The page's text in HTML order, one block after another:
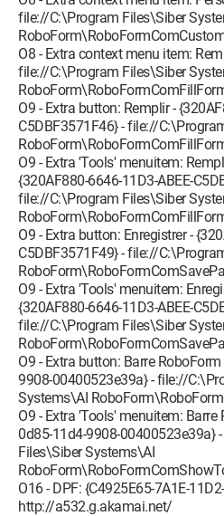
file://C:\Program Files\Siber
O8 - Extra context menu item:
file://C:\Program Files\Siber
O9 - Extra button: Remplir -
C5DBF3571F46} - file://
O9 - Extra 'Tools' menuitem:
{320AF880-6646-11D3-ABEE-
file://C:\Program Files\Siber
O9 - Extra button: Enregistrer -
C5DBF3571F49} - file://
O9 - Extra 'Tools' menuitem:
{320AF880-6646-11D3-ABEE-
file://C:\Program Files\Siber
O9 - Extra button: Barre
9908-00400523e39a} - file://
Systems\AI
O9 - Extra 'Tools' menuitem:
0d85-11d4-9908-00400523e39a}
Files\Siber Systems\AI
O16 - DPF: {C4925E65-7A1E-
http://a532.g.akamai.net/